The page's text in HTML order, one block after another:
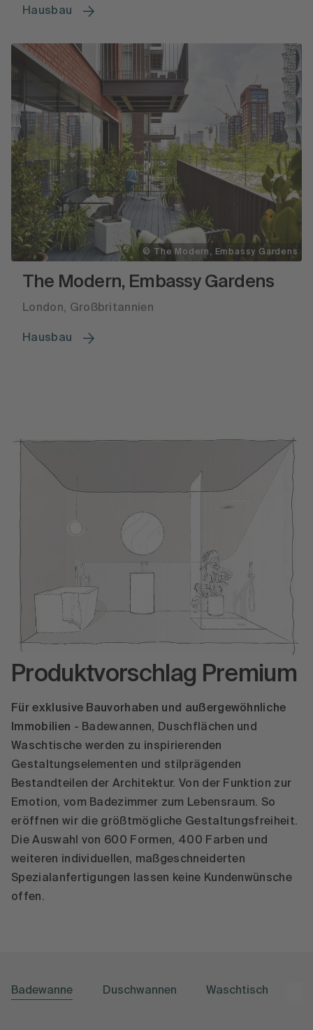
Hausbau
© The Modern, Embassy Gardens
The Modern, Embassy Gardens
London, Großbritannien
Hausbau
Produktvorschlag Premium
Für exklusive Bauvorhaben und außergewöhnliche
Immobilien - Badewannen, Duschflächen und
Waschtische werden zu inspirierenden
Gestaltungselementen und stilprägenden
Bestandteilen der Architektur. Von der Funktion zur
Emotion, vom Badezimmer zum Lebensraum. So
eröffnen wir die größtmögliche Gestaltungsfreiheit.
Die Auswahl von 600 Formen, 400 Farben und
weiteren individuellen, maßgeschneiderten
Spezialanfertigungen lassen keine Kundenwünsche
offen.
Badewanne Duschwannen Waschtisch